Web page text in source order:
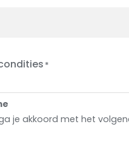
je akkoord met het